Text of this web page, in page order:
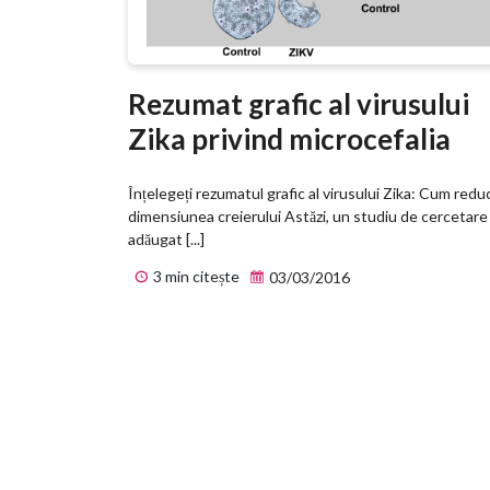
Rezumat grafic al virusului
Zika privind microcefalia
Înțelegeți rezumatul grafic al virusului Zika: Cum
dimensiunea creierului Astăzi, un studiu de cercetare
adăugat [...]
3 min citește
03/03/2016